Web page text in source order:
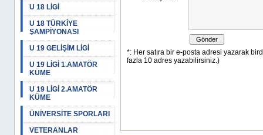
U 18 LİGİ
U 18 TÜRKİYE
ŞAMPİYONASI
U 19 GELİŞİM LİGİ
U 19 LİGİ 1.AMATÖR
KÜME
U 19 LİGİ 2.AMATÖR
KÜME
ÜNİVERSİTE SPORLARI
VETERANLAR